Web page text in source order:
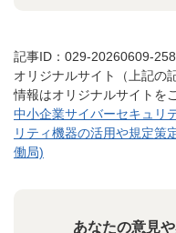
記事ID：029-20260609-
オリジナルサイト（上記の
情報はオリジナルサイトを
中小企業サイバーセキュリ
リティ機器の活用や規定策
働局)
あなたの意見